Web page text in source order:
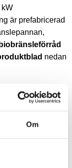
Om
kW
är prefabricerad
biobränsleförråd
nedan